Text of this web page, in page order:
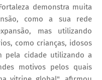
demonstra muita
como a sua rede
mas utilizando
como crianças, idosos
pela cidade utilizando a
motivos pelos quais